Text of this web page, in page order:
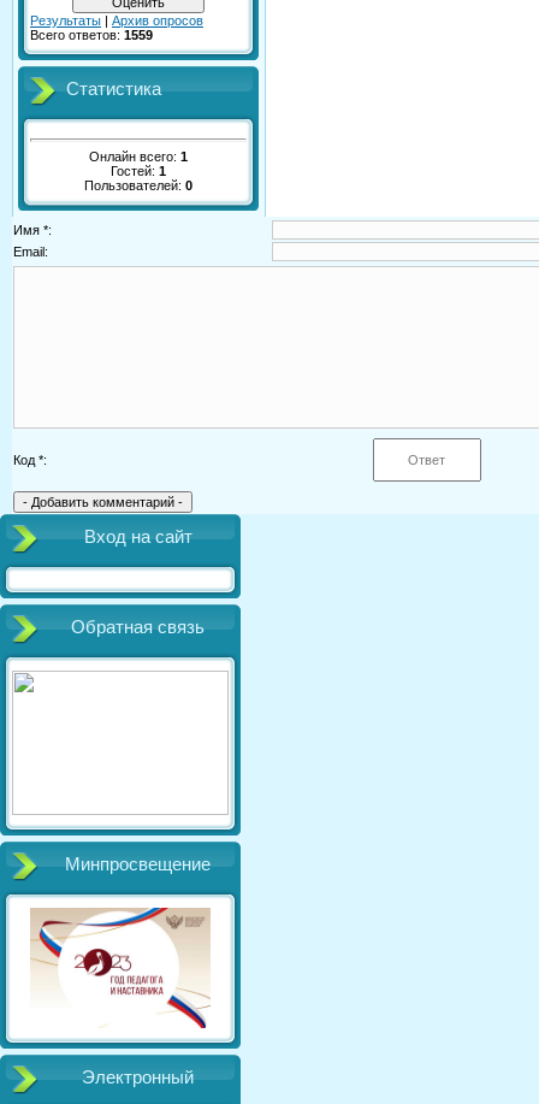
Результаты | Архив опросов
Всего ответов: 1559
Статистика
Онлайн всего: 1
Гостей: 1
Пользователей: 0
Имя *:
Email:
Код *:
Вход на сайт
Обратная связь
Минпросвещение
Электронный